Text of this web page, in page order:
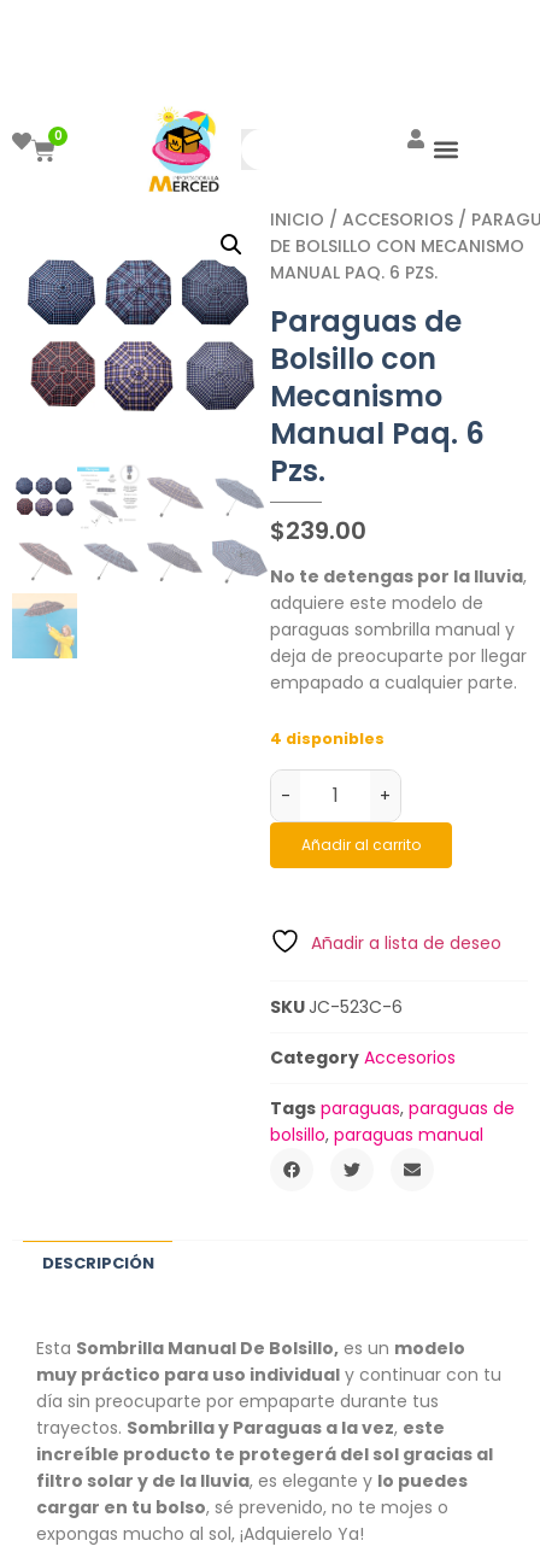
0
INICIO / ACCESORIOS /
DE BOLSILLO CON MECANISMO
MANUAL PAQ. 6 PZS.
Paraguas de
Bolsillo con
Mecanismo
Manual Paq. 6
Pzs.
$239.00
No te detengas por la lluvia,
adquiere este modelo de
paraguas sombrilla manual y
deja de preocuparte por llegar
empapado a cualquier parte.
4 disponibles
- +
Añadir al carrito
Añadir a lista de deseo
SKUJC-523C-6
Category Accesorios
Tags paraguas, paraguas de
bolsillo, paraguas manual
DESCRIPCIÓN
Esta Sombrilla Manual De Bolsillo, es un modelo
muy práctico para uso individual y continuar con tu
día sin preocuparte por empaparte durante tus
trayectos. Sombrilla y Paraguas a la vez, este
increíble producto te protegerá del sol gracias al
filtro solar y de la lluvia, es elegante y lo puedes
cargar en tu bolso, sé prevenido, no te mojes o
expongas mucho al sol, ¡Adquierelo Ya!